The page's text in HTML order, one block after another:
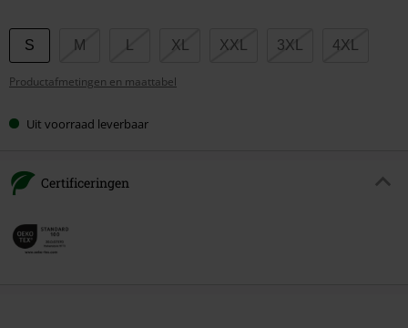
Kies
je
maat
S M XL XXL 3XL 4XL
Productafmetingen en maattabel
Uit voorraad leverbaar
Certificeringen